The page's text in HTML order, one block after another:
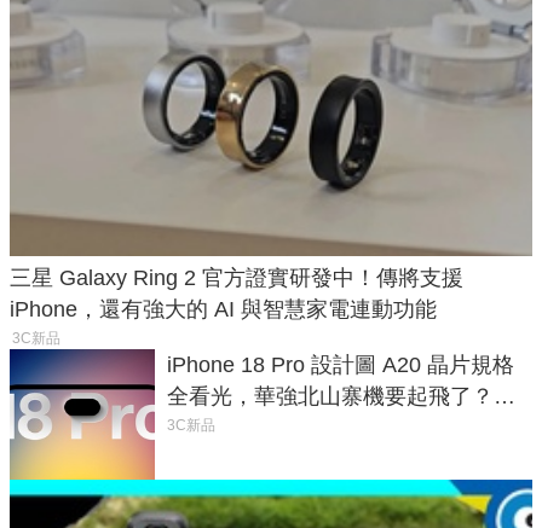
三星 Galaxy Ring 2 官方證實研發中！傳將支援
iPhone，還有強大的 AI 與智慧家電連動功能
3C新品
iPhone 18 Pro 設計圖 A20 晶片規格
全看光，華強北山寨機要起飛了？專
家曝山寨機無法復刻兩大關鍵
3C新品